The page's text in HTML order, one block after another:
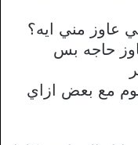
عاوز مني ايه؟
حاجه بس
مع بعض ازاي